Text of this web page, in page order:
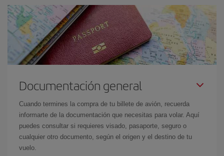
Documentación general
Cuando termines la compra de tu billete de avión, recuerda
informarte de la documentación que necesitas para volar. Aquí
puedes consultar si requieres visado, pasaporte, seguro o
cualquier otro documento, según el origen y el destino de tu
vuelo.